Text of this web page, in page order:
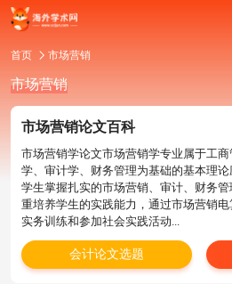
首页 市场营销
市场营销
市场营销论文百科
市场营销学论文市场营销学专业属于工
学、审计学、财务管理为基础的基本理
学生掌握扎实的市场营销、审计、财务
重培养学生的实践能力，通过市场营销
实务训练和参加社会实践活动...
会计论文选题